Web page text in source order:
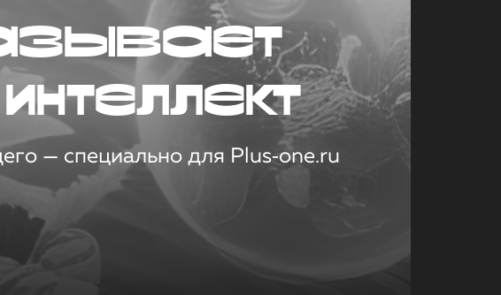
— специально для Plus‑one.ru